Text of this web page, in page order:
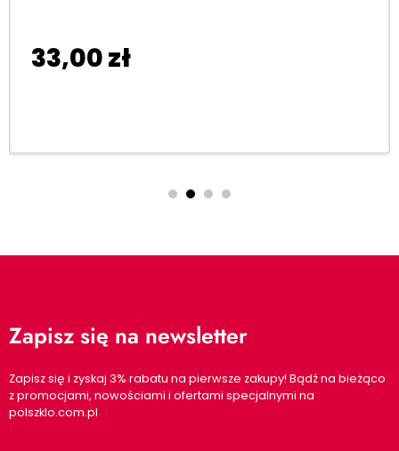
33,00zł
Zapisz się na newsletter
Zapisz się i zyskaj 3% rabatu na pierwsze zakupy! Bądź na bieżąco
z promocjami, nowościami i ofertami specjalnymi na
polszklo.com.pl